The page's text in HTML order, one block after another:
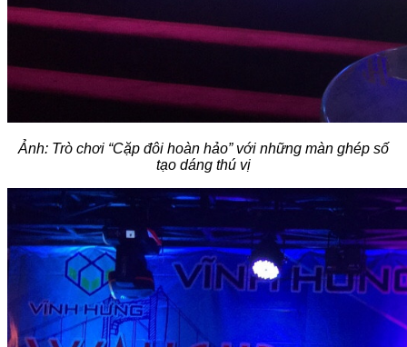
Ảnh: Trò chơi “Cặp đôi hoàn hảo” với những màn ghép số
tạo dáng thú vị